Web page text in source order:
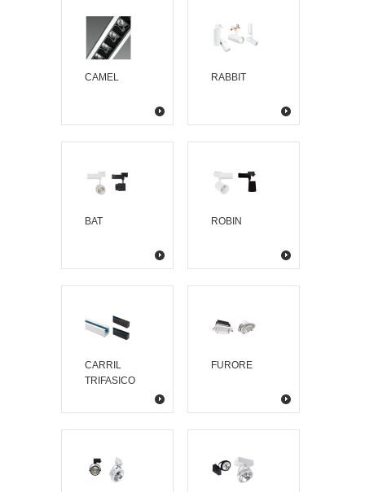
CAMEL RABBIT
BAT ROBIN
CARRIL
TRIFASICO
FURORE